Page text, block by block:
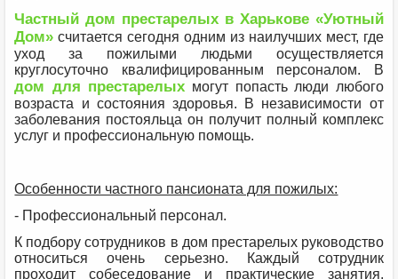
Частный дом престарелых в Харькове «Уютный
Дом» считается сегодня одним из наилучших мест, где
уход за пожилыми людьми осуществляется
круглосуточно квалифицированным персоналом. В
дом для престарелых могут попасть люди любого
возраста и состояния здоровья. В независимости от
заболевания постояльца он получит полный комплекс
услуг и профессиональную помощь.
Особенности частного пансионата для пожилых:
- Профессиональный персонал.
К подбору сотрудников в дом престарелых руководство
относиться очень серьезно. Каждый сотрудник
проходит собеседование и практические занятия.